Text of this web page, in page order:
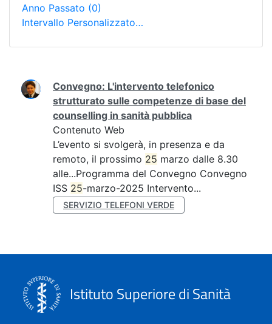
Anno Passato (0)
Intervallo Personalizzato…
Ricerca
Convegno: L'intervento telefonico
strutturato sulle competenze di base del
counselling in sanità pubblica
Contenuto Web
L’evento si svolgerà, in presenza e da
remoto, il prossimo 25 marzo dalle 8.30
alle...Programma del Convegno Convegno
ISS 25-marzo-2025 Intervento...
SERVIZIO TELEFONI VERDE
Istituto Superiore di Sanità